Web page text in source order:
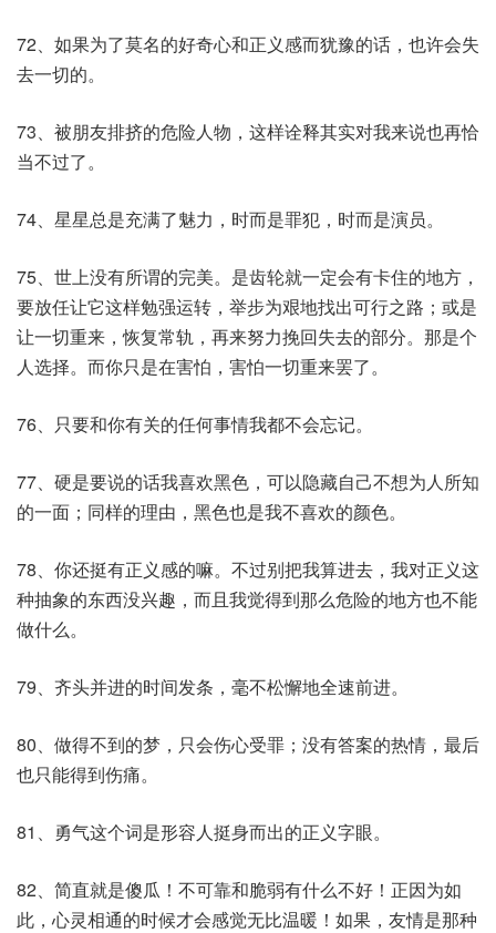
72、如果为了莫名的好奇心和正义感而犹豫的话，也许会失
去一切的。
73、被朋友排挤的危险人物，这样诠释其实对我来说也再恰
当不过了。
74、星星总是充满了魅力，时而是罪犯，时而是演员。
75、世上没有所谓的完美。是齿轮就一定会有卡住的地方，
要放任让它这样勉强运转，举步为艰地找出可行之路；或是
让一切重来，恢复常轨，再来努力挽回失去的部分。那是个
人选择。而你只是在害怕，害怕一切重来罢了。
76、只要和你有关的任何事情我都不会忘记。
77、硬是要说的话我喜欢黑色，可以隐藏自己不想为人所知
的一面；同样的理由，黑色也是我不喜欢的颜色。
78、你还挺有正义感的嘛。不过别把我算进去，我对正义这
种抽象的东西没兴趣，而且我觉得到那么危险的地方也不能
做什么。
79、齐头并进的时间发条，毫不松懈地全速前进。
80、做得不到的梦，只会伤心受罪；没有答案的热情，最后
也只能得到伤痛。
81、勇气这个词是形容人挺身而出的正义字眼。
82、简直就是傻瓜！不可靠和脆弱有什么不好！正因为如
此，心灵相通的时候才会感觉无比温暖！如果，友情是那种